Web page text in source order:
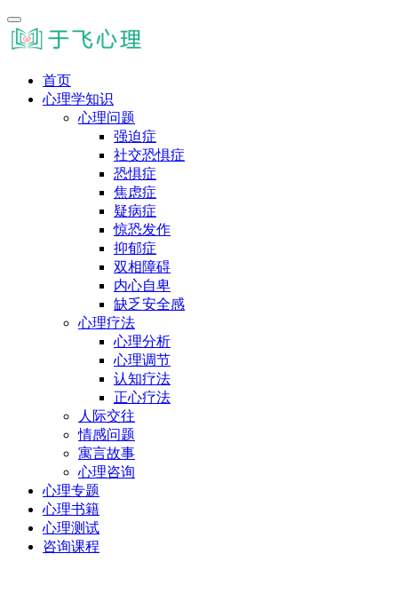
首页
心理学知识
心理问题
强迫症
社交恐惧症
恐惧症
焦虑症
疑病症
惊恐发作
抑郁症
双相障碍
内心自卑
缺乏安全感
心理疗法
心理分析
心理调节
认知疗法
正心疗法
人际交往
情感问题
寓言故事
心理咨询
心理专题
心理书籍
心理测试
咨询课程